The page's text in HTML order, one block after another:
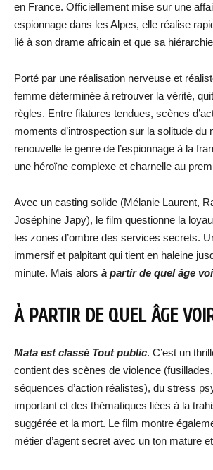
en France. Officiellement mise sur une
espionnage dans les Alpes, elle réalise
lié à son drame africain et que sa
Porté par une réalisation nerveuse et
femme déterminée à retrouver la vérité,
règles. Entre filatures tendues, scènes
moments d’introspection sur la solitude du
renouvelle le genre de l’espionnage à la
une héroïne complexe et charnelle au
Avec un casting solide (Mélanie Laurent,
Joséphine Japy), le film questionne la
les zones d’ombre des services secrets.
immersif et palpitant qui tient en haleine
minute. Mais alors à partir de quel âge
À PARTIR DE QUEL ÂGE
Mata est classé Tout public. C’est un
contient des scènes de violence
séquences d’action réalistes), du stress
important et des thématiques liées à la
suggérée et la mort. Le film montre
métier d’agent secret avec un ton mature